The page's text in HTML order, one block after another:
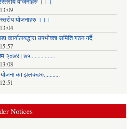
योजनाहरु ।।।
कार्यालयद्धारा उपभोक्ता समिति गठन गर्दै
२०७४।७५.................
का झलकहरु...........
Notices